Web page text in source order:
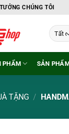
CHÚNG TÔI
PHẨM SẢN
TẶNG /